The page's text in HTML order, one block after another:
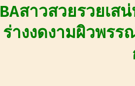
BAสาวสวยรวยเ
ร่างงดงามผิวพร